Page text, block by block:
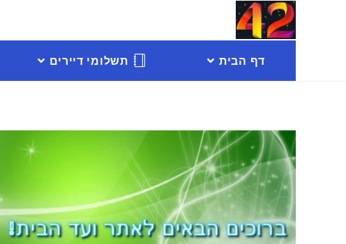
דף הבית תשלומי דיירים